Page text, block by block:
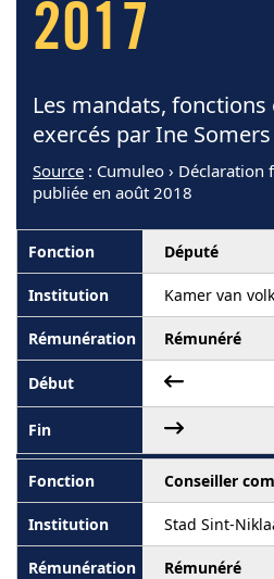
2017
Les mandats,
exercés par Ine
Source : Cumuleo › Déclaration
publiée en août 2018
Député
Kamer van
Rémunéré
Conseiller
Stad Sint-
Rémunéré